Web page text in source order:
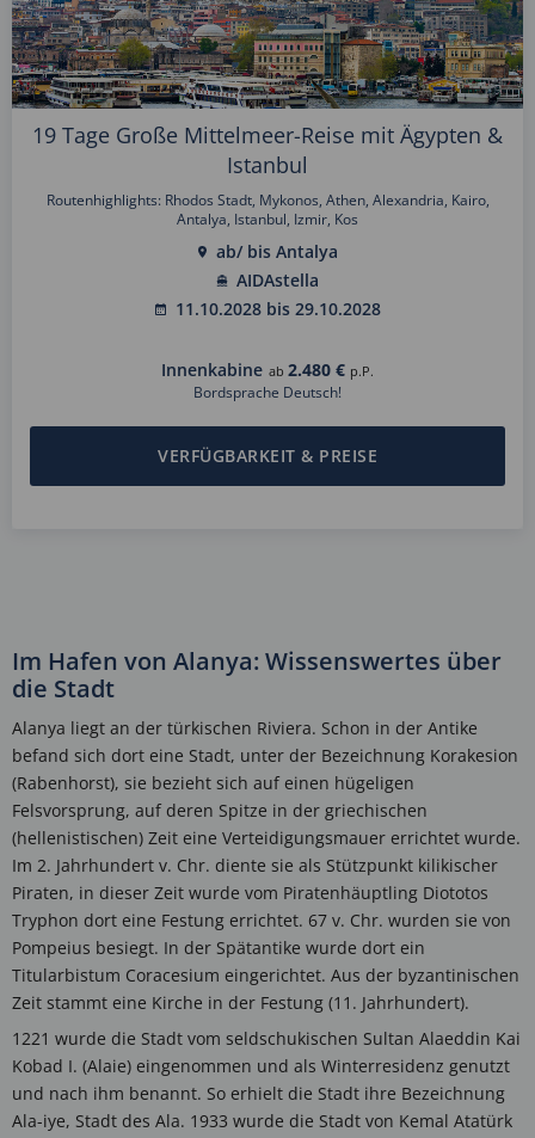
19 Tage Große Mittelmeer-Reise mit Ägypten &
Istanbul
Routenhighlights: Rhodos Stadt, Mykonos, Athen, Alexandria, Kairo,
Antalya, Istanbul, Izmir, Kos
ab/ bis Antalya
AIDAstella
11.10.2028 bis 29.10.2028
Innenkabine ab 2.480 € p.P.
Bordsprache Deutsch!
VERFÜGBARKEIT & PREISE
Im Hafen von Alanya: Wissenswertes über
die Stadt
Alanya liegt an der türkischen Riviera. Schon in der Antike
befand sich dort eine Stadt, unter der Bezeichnung Korakesion
(Rabenhorst), sie bezieht sich auf einen hügeligen
Felsvorsprung, auf deren Spitze in der griechischen
(hellenistischen) Zeit eine Verteidigungsmauer errichtet wurde.
Im 2. Jahrhundert v. Chr. diente sie als Stützpunkt kilikischer
Piraten, in dieser Zeit wurde vom Piratenhäuptling Diototos
Tryphon dort eine Festung errichtet. 67 v. Chr. wurden sie von
Pompeius besiegt. In der Spätantike wurde dort ein
Titularbistum Coracesium eingerichtet. Aus der byzantinischen
Zeit stammt eine Kirche in der Festung (11. Jahrhundert).
1221 wurde die Stadt vom seldschukischen Sultan Alaeddin Kai
Kobad I. (Alaie) eingenommen und als Winterresidenz genutzt
und nach ihm benannt. So erhielt die Stadt ihre Bezeichnung
Ala-iye, Stadt des Ala. 1933 wurde die Stadt von Kemal Atatürk